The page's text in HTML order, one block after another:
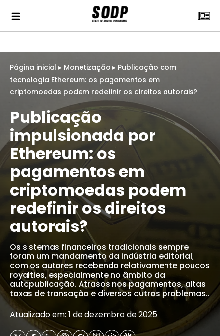
Página inicial ▸ Monetização ▸ Publicação com
tecnologia Ethereum: os pagamentos em
criptomoedas podem redefinir os direitos autorais?
Publicação
impulsionada por
Ethereum: os
pagamentos em
criptomoedas podem
redefinir os direitos
autorais?
Os sistemas financeiros tradicionais sempre
foram um mandamento da indústria editorial,
com os autores recebendo relativamente poucos
royalties, especialmente no âmbito da
autopublicação. Atrasos nos pagamentos, altas
taxas de transação e diversos outros problemas..
Atualizado em: 1 de dezembro de 2025